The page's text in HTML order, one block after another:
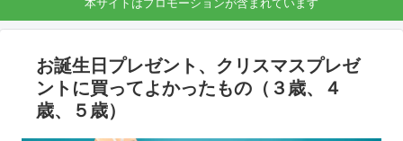
本サイトはプロモーションが含まれています
お誕生日プレゼント、クリスマスプレゼ
ントに買ってよかったもの（３歳、４
歳、５歳）